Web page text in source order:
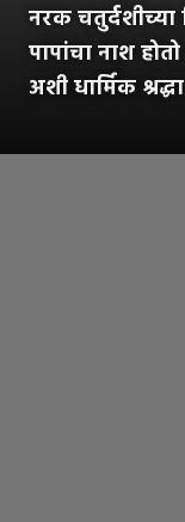
नरक
पापांचा नाश
अशी धार्मिक